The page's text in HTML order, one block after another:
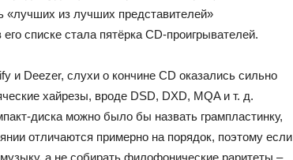
«лучших из лучших представителей»
списке стала пятёрка CD-проигрывателей.
и Deezer, слухи о кончине CD оказались сильно
хайрезы, вроде DSD, DXD, MQA и т. д.
диска можно было бы назвать грампластинку,
отличаются примерно на порядок, поэтому если
а не собирать филофонические раритеты –